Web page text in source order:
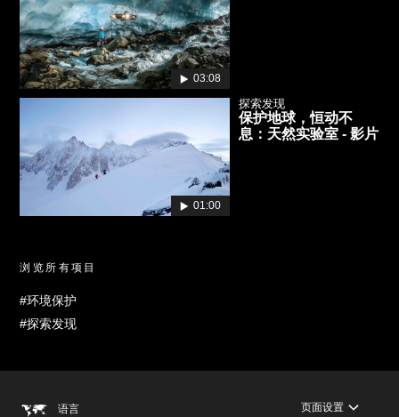
03:08
01:00
探索发现
保护地球，恒动不
息：天然实验室 - 影片
浏览所有项目
#环境保护
#探索发现
语言 页面设置